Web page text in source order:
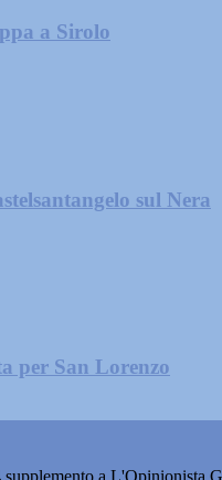
a Sirolo
sul Nera
per San Lorenzo
a L'Opinionista